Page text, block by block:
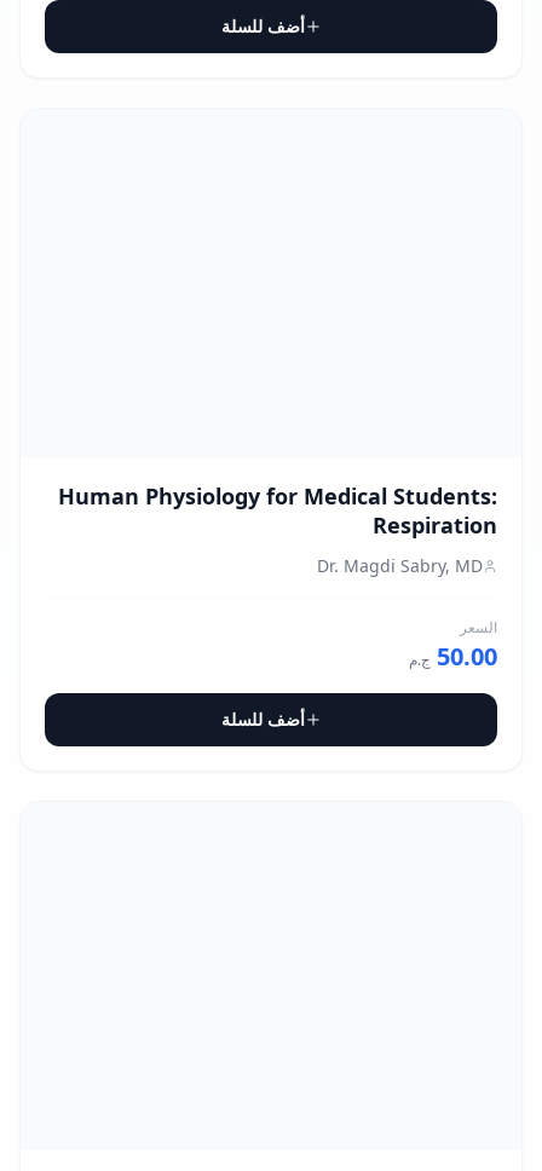
أضف للسلة
Human Physiology for Medical Students:
Respiration
Dr. Magdi Sabry, MD
السعر
50.00 ج.م
أضف للسلة